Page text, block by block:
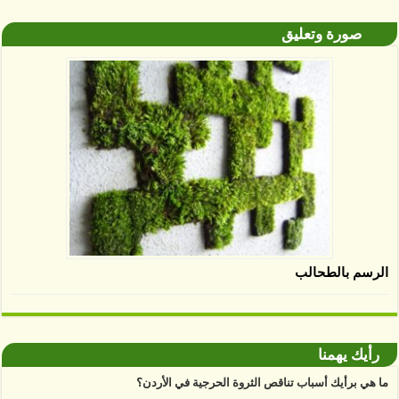
صورة وتعليق
الرسم بالطحالب
رأيك يهمنا
ما هي برأيك أسباب تناقص الثروة الحرجية في الأردن؟